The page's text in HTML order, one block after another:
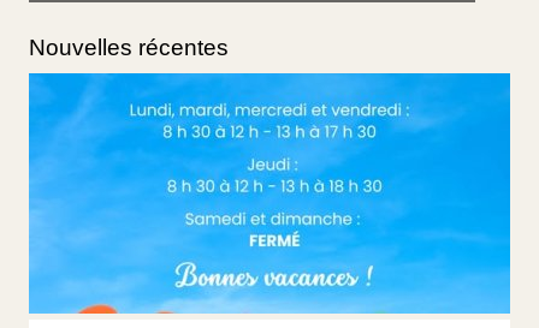
Nouvelles récentes